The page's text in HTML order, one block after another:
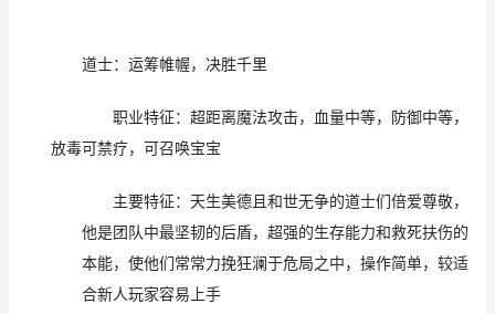
道士：运筹帷幄，决胜千里
职业特征：超距离魔法攻击，血量中等，防御中等，
放毒可 禁疗， 可召唤宝宝
主要特征：天生美德且和世无争的道士们倍爱尊敬，
他是团队中最坚韧的后盾，超强的生存能力和救死扶伤的
本能，使他们常常力挽狂澜于危局之中，操作简单，较适
合新人玩家容易上手